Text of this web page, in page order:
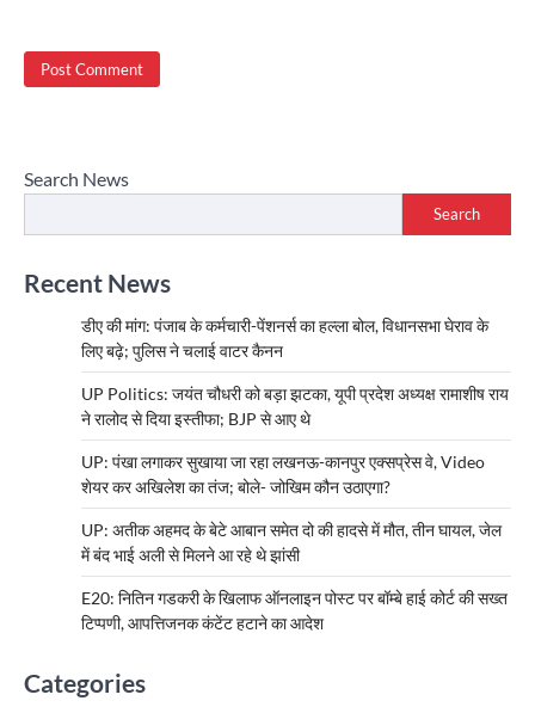
Search News
Search
Recent News
डीए की मांग: पंजाब के कर्मचारी-पेंशनर्स का हल्ला बोल, विधानसभा घेराव के
लिए बढ़े; पुलिस ने चलाई वाटर कैनन
UP Politics: जयंत चौधरी को बड़ा झटका, यूपी प्रदेश अध्यक्ष रामाशीष राय
ने रालोद से दिया इस्तीफा; BJP से आए थे
UP: पंखा लगाकर सुखाया जा रहा लखनऊ-कानपुर एक्सप्रेस वे, Video
शेयर कर अखिलेश का तंज; बोले- जोखिम कौन उठाएगा?
UP: अतीक अहमद के बेटे आबान समेत दो की हादसे में मौत, तीन घायल, जेल
में बंद भाई अली से मिलने आ रहे थे झांसी
E20: नितिन गडकरी के खिलाफ ऑनलाइन पोस्ट पर बॉम्बे हाई कोर्ट की सख्त
टिप्पणी, आपत्तिजनक कंटेंट हटाने का आदेश
Categories